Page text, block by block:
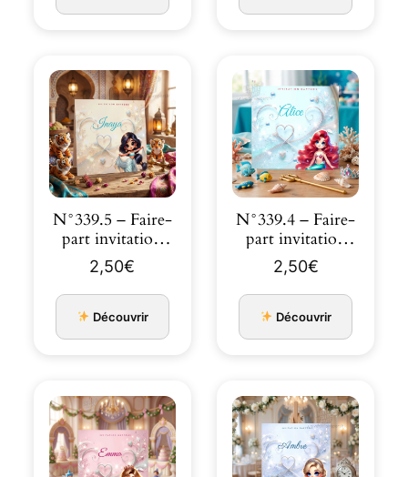
N°339.5 – Faire-
part invitation
Princesses de
co…
2,50€
Découvrir
N°339.4 – Faire-
part invitation
Princesses de
co…
2,50€
Découvrir